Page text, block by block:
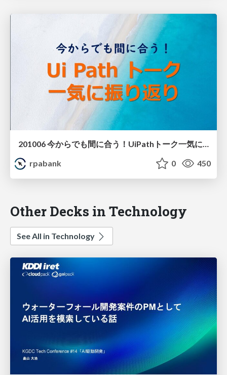
201006 今からでも間に合う！UiPathトーク一気に振り返り たまいさん
rpabank
0 450
Other Decks in Technology
See All in Technology